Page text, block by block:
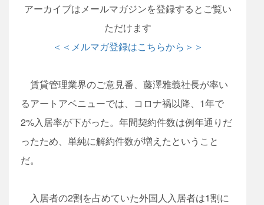
アーカイブはメールマガジンを登録するとご覧い
ただけます
＜＜メルマガ登録はこちらから＞＞
賃貸管理業界のご意見番、藤澤雅義社長が率い
るアートアベニューでは、コロナ禍以降、1年で
2%入居率が下がった。年間契約件数は例年通りだ
ったため、単純に解約件数が増えたということ
だ。
入居者の2割を占めていた外国人入居者は1割に